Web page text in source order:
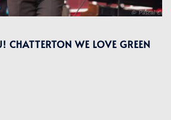
CHATTERTON WE LOVE GREEN